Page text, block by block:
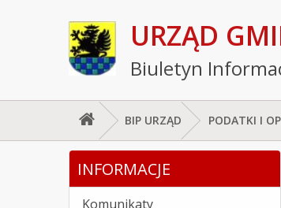
URZĄD
Biuletyn
Jesteś tutaj: PODATKI I OPŁATY
BIP URZĄD PODATKI I
Lewe menu
INFORMACJE
Komunikaty